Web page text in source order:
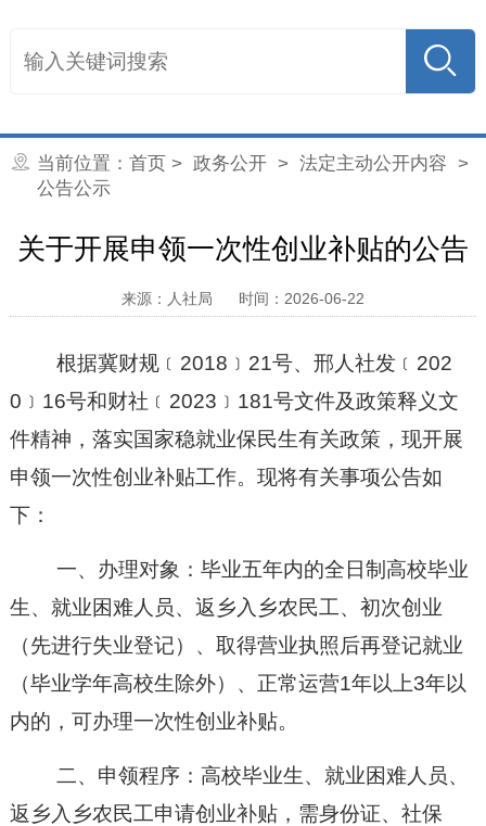
当前位置： 首页 > 政务公开> 法定主动公开内容 >
公告公示
关于开展申领一次性创业补贴的公告
来源：人社局 时间：2026-06-22
根据冀财规﹝ 2018﹞21号、 邢人社发﹝ 202
0﹞16号和财社 ﹝ 2023 ﹞ 181号文件及政策释义文
件精神，落实国家稳就业保民生有关政策，现开展
申领一次性创业补贴工作。现将有关事项公告如
下：
一、办理对象 ： 毕业五年内的全日制高校毕业
生、就业困难人员、返乡入乡农民工、 初次创业
（先进行失业登记） 、取得营业执照后再登记就业
（毕业学年高校生除外）、正常运营1年以上3年以
内的，可办理一次性创业补贴。
二、申领程序： 高校毕业生、就业困难人员、
返乡入乡农民工申请创业补贴，需身份证、 社保